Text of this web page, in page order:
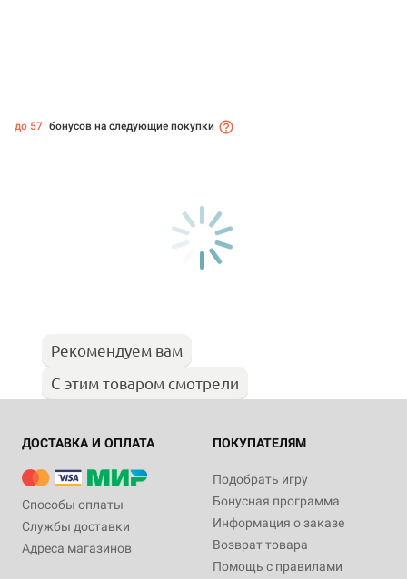
до 57 бонусов на следующие покупки
Рекомендуем вам
С этим товаром смотрели
ДОСТАВКА И ОПЛАТА
Способы оплаты
Службы доставки
Адреса магазинов
ПОКУПАТЕЛЯМ
Подобрать игру
Бонусная программа
Информация о заказе
Возврат товара
Помощь с правилами